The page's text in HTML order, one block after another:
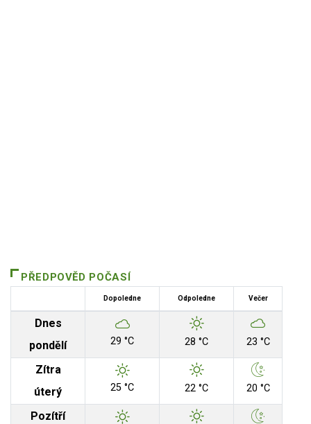
PŘEDPOVĚD POČASÍ
Dopoledne Odpoledne Večer
Dnes
pondělí
29 °C 28 °C 23 °C
Zítra
úterý
25 °C 22 °C 20 °C
Pozítří